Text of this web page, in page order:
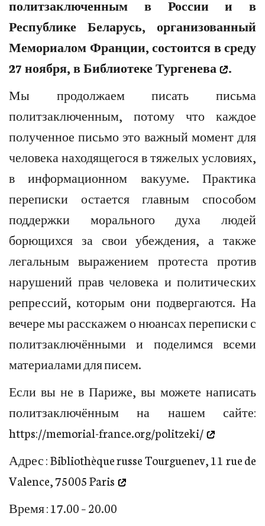
политзаключенным в России и в
Республике Беларусь, организованный
Мемориалом Франции, состоится в среду
27 ноября, вБиблиотеке Тургенева
.
Мы продолжаем писать письма
политзаключенным, потому что каждое
полученное письмо это важный момент для
человека находящегося в тяжелых условиях,
в информационном вакууме. Практика
переписки остается главным способом
поддержки морального духа людей
борющихся за свои убеждения, а также
легальным выражением протеста против
нарушений прав человека и политических
репрессий, которым они подвергаются. На
вечере мы расскажем о нюансах переписки с
политзаключёнными и поделимся всеми
материалами для писем.
Если вы не в Париже, вы можете написать
политзаключённым на нашем сайте:
https://memorial-france.org/politzeki/
Адрес :Bibliothèque russe Tourguenev, 11 rue de
Valence, 75005 Paris
Время : 17.00 – 20.00